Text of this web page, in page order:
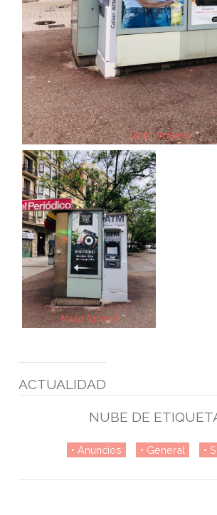
Vista trasera
Vista lateral
ACTUALIDAD
NUBE DE
Anuncios General